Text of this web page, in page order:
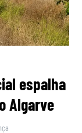
espalha
Algarve